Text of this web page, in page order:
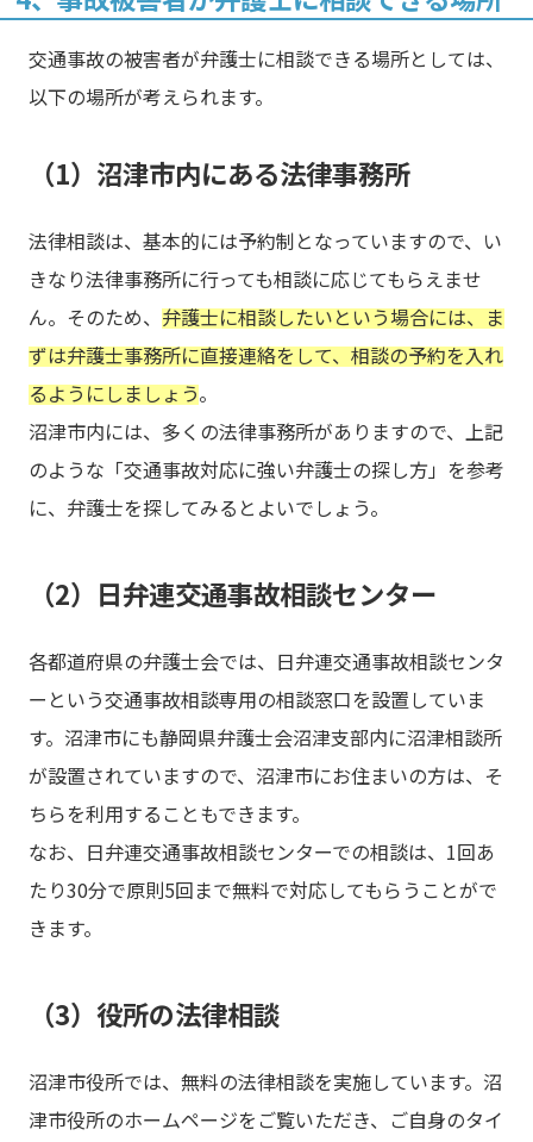
交通事故の被害者が弁護士に相談できる場所としては、
以下の場所が考えられます。
（1）沼津市内にある法律事務所
法律相談は、基本的には予約制となっていますので、い
きなり法律事務所に行っても相談に応じてもらえませ
ん。そのため、 弁護士に相談したいという場合には、ま
ずは弁護士事務所に直接連絡をして、相談の予約を入れ
るようにしましょう。
沼津市内には、多くの法律事務所がありますので、上記
のような「交通事故対応に強い弁護士の探し方」を参考
に、弁護士を探してみるとよいでしょう。
（2）日弁連交通事故相談センター
各都道府県の弁護士会では、日弁連交通事故相談センタ
ーという交通事故相談専用の相談窓口を設置していま
す。沼津市にも静岡県弁護士会沼津支部内に沼津相談所
が設置されていますので、沼津市にお住まいの方は、そ
ちらを利用することもできます。
なお、日弁連交通事故相談センターでの相談は、1回あ
たり30分で原則5回まで無料で対応してもらうことがで
きます。
（3）役所の法律相談
沼津市役所では、無料の法律相談を実施しています。沼
津市役所のホームページをご覧いただき、ご自身のタイ